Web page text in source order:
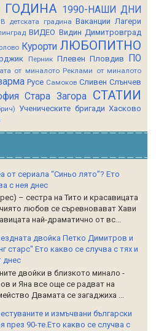
ГОДИНА 1990-НАШИ ДНИ
В детската градина Ваканции Лагери
ВИДЕО Видин Димитровград
Курорти ЛЮБОПИТНО
Перник Плевен Пловдив
ПО
от миналото Реклами от миналото
Русе Самоков Сливен Слънчев
Стара Загора СТАТИИ
Ученическите бригади Хасково
от сериала “Синьо лято”? Ето
с нея днес
– сестра на Тито и красавицата
чиято любов се съревновават Хави
най-драматично от вс...
двойка Петко Димитров и
старс" Ето какво се случва с тях и
днес
двойки в близкото минало -
и Яна все още се радват на
Двамата се загаджиха ...
и измъчвани български
през 90-те.Ето какво се случва с